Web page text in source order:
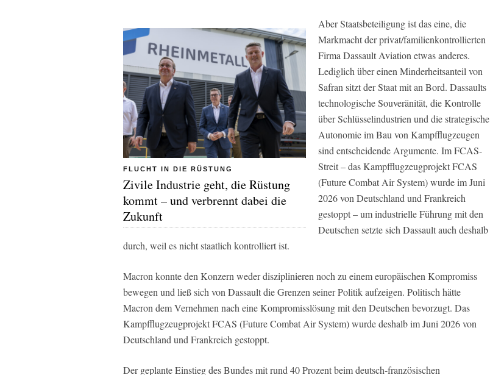
FLUCHT IN DIE RÜSTUNG
Zivile Industrie geht, die Rüstung
kommt – und verbrennt dabei die
Zukunft
Aber Staatsbeteiligung ist das eine, die
Markmacht der privat/familienkontrollierten
Firma Dassault Aviation etwas anderes.
Lediglich über einen Minderheitsanteil von
Safran sitzt der Staat mit an Bord. Dassaults
technologische Souveränität, die Kontrolle
über Schlüsselindustrien und die strategische
Autonomie im Bau von Kampfflugzeugen
sind entscheidende Argumente. Im FCAS-
Streit – das Kampfflugzeugprojekt FCAS
(Future Combat Air System) wurde im Juni
2026 von Deutschland und Frankreich
gestoppt – um industrielle Führung mit den
Deutschen setzte sich Dassault auch deshalb
durch, weil es nicht staatlich kontrolliert ist.
Macron konnte den Konzern weder disziplinieren noch zu einem europäischen Kompromiss
bewegen und ließ sich von Dassault die Grenzen seiner Politik aufzeigen. Politisch hätte
Macron dem Vernehmen nach eine Kompromisslösung mit den Deutschen bevorzugt. Das
Kampfflugzeugprojekt FCAS (Future Combat Air System) wurde deshalb im Juni 2026 von
Deutschland und Frankreich gestoppt.
Der geplante Einstieg des Bundes mit rund 40 Prozent beim deutsch-französischen